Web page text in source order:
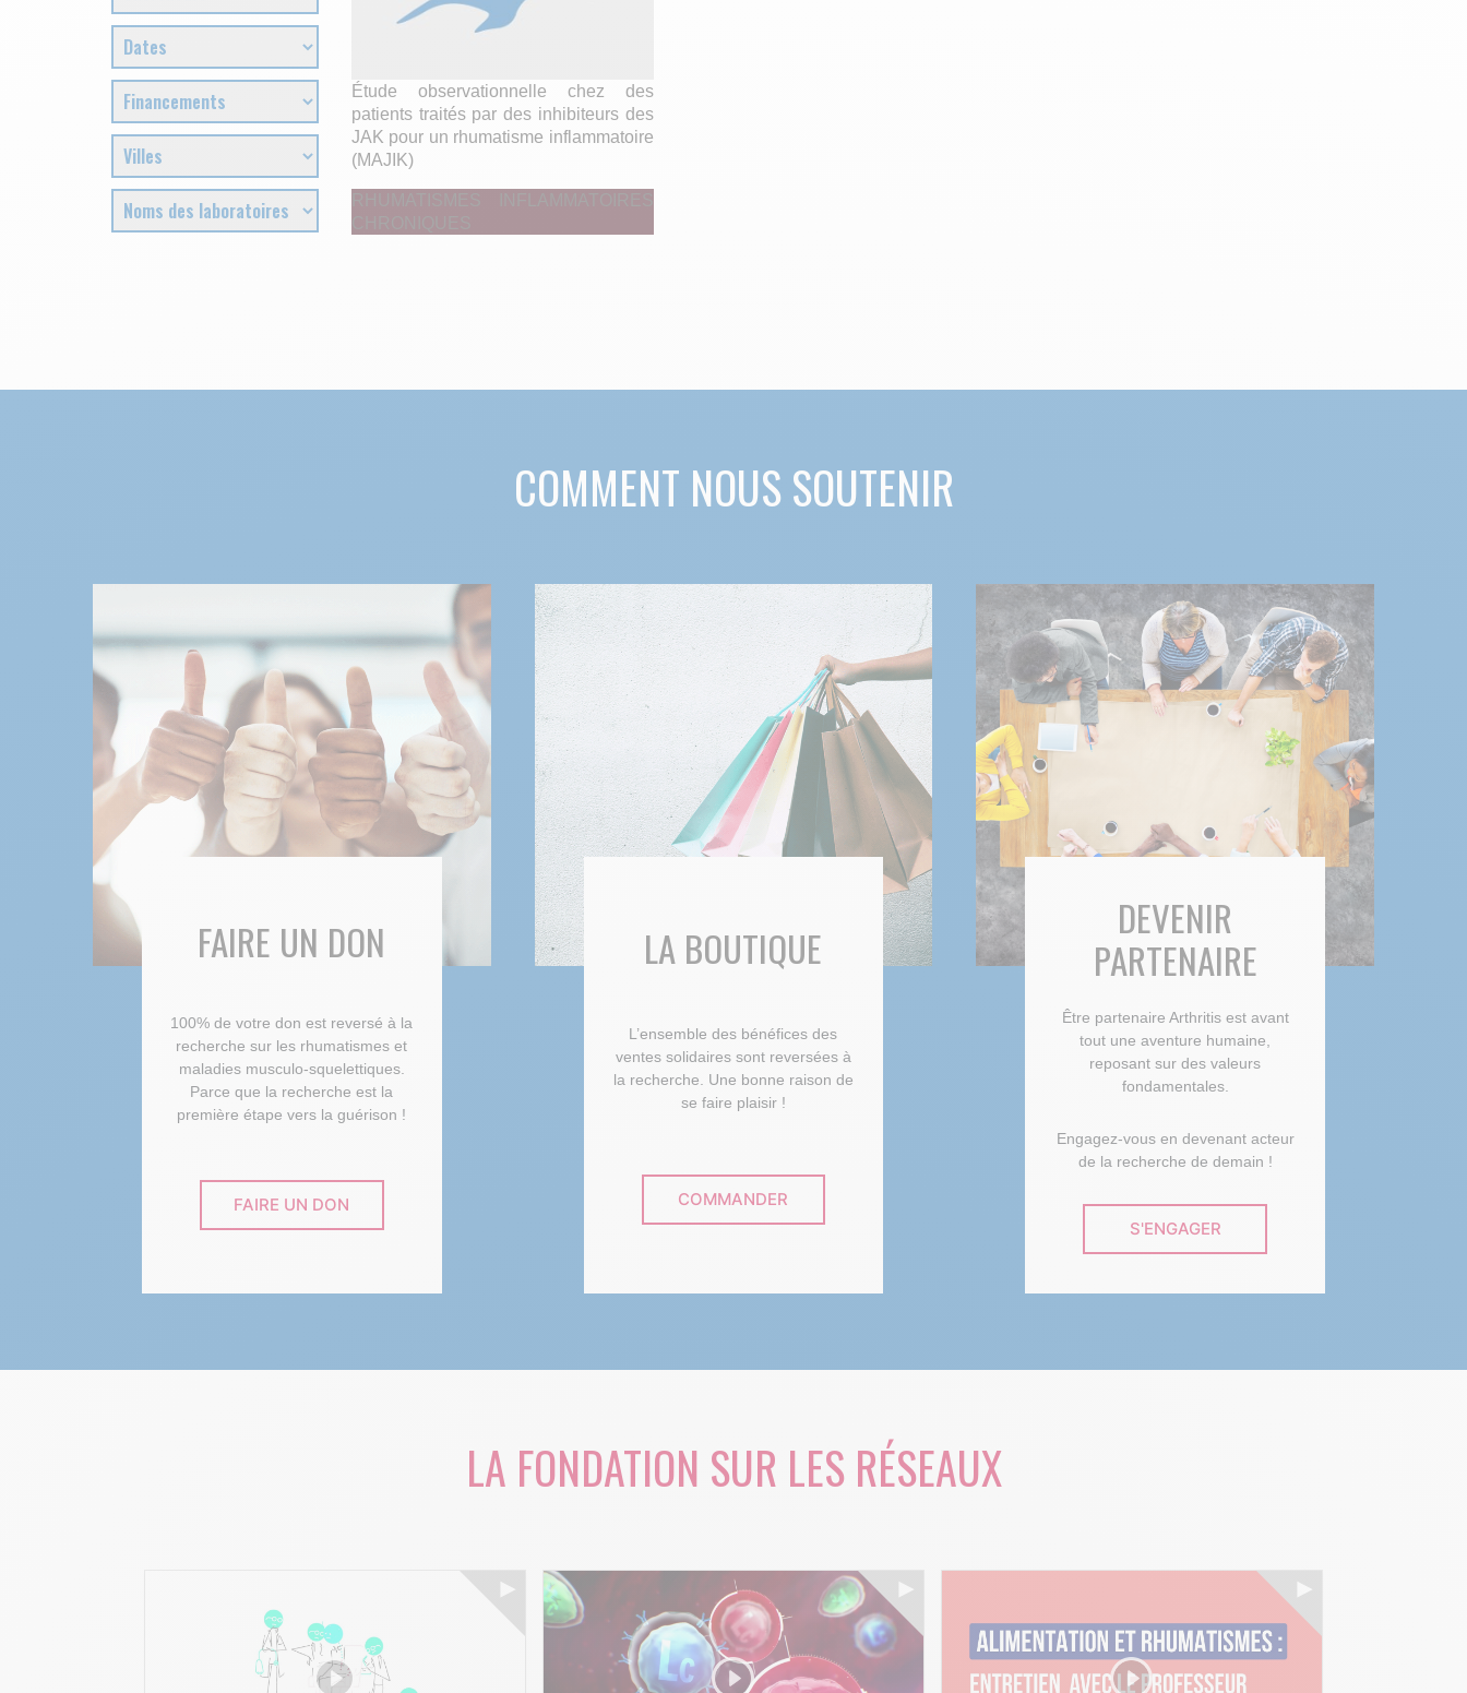
Étude observationnelle chez des
patients traités par des inhibiteurs des
JAK pour un rhumatisme inflammatoire
(MAJIK)
COMMENT NOUS SOUTENIR
FAIRE UN DON
100% de votre don est reversé à la
recherche sur les rhumatismes et
maladies musculo-squelettiques.
Parce que la recherche est la
première étape vers la guérison !
FAIRE UN DON
LA BOUTIQUE
L’ensemble des bénéfices des
ventes solidaires sont reversées à
la recherche. Une bonne raison de
se faire plaisir !
COMMANDER
DEVENIR
PARTENAIRE
Être partenaire Arthritis est avant
tout une aventure humaine,
reposant sur des valeurs
fondamentales.
Engagez-vous en devenant acteur
de la recherche de demain !
S'ENGAGER
LA FONDATION SUR LES RÉSEAUX